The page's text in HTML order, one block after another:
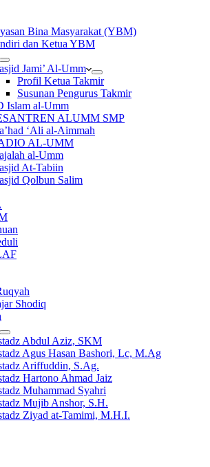
Bina Masyarakat (YBM)
dan Ketua YBM
Jami’ Al-Umm
Profil Ketua Takmir
Susunan Pengurus Takmir
Islam al-Umm
ALUMM SMP
‘Ali al-Aimmah
AL-UMM
al-Umm
At-Tabiin
Qolbun Salim
Shodiq
Abdul Aziz, SKM
Agus Hasan Bashori, Lc, M.Ag
Ariffuddin, S.Ag.
Hartono Ahmad Jaiz
Muhammad Syahri
Mujib Anshor, S.H.
Ziyad at-Tamimi, M.H.I.